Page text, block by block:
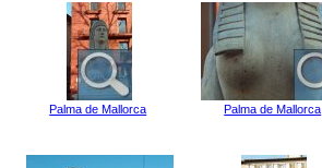
Palma de Mallorca Palma de Mallorca